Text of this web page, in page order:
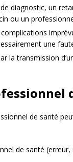
diagnostic, un
ou un
une
la transmission
de santé
de santé (erreur,